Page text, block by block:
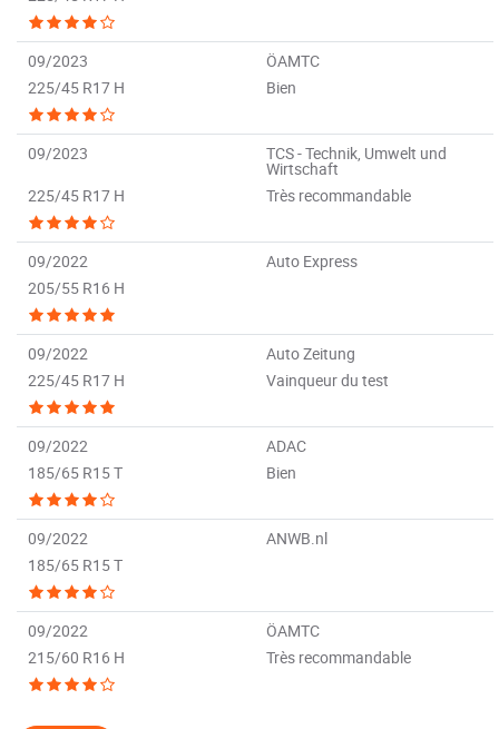
09/2023
ÖAMTC
225/45 R17 H
Bien
09/2023 TCS - Technik, Umwelt und
Wirtschaft
225/45 R17 H
Très recommandable
09/2022
Auto Express
205/55 R16 H
09/2022
Auto Zeitung
225/45 R17 H
Vainqueur du test
09/2022
ADAC
185/65 R15 T
Bien
09/2022
ANWB.nl
185/65 R15 T
09/2022
ÖAMTC
215/60 R16 H
Très recommandable